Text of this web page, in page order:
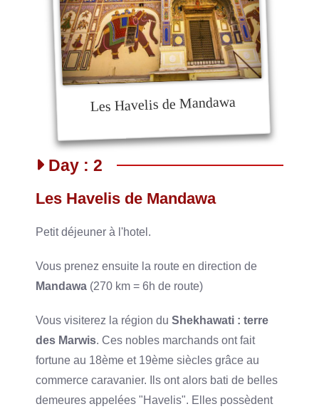
Les Havelis de Mandawa
Day : 2
Les Havelis de Mandawa
Petit déjeuner à l'hotel.
Vous prenez ensuite la route en direction de
Mandawa (270 km = 6h de route)
Vous visiterez la région duShekhawati : terre
des Marwis. Ces nobles marchands ont fait
fortune au 18ème et 19ème siècles grâce au
commerce caravanier. Ils ont alors bati de belles
demeures appelées "Havelis". Elles possèdent